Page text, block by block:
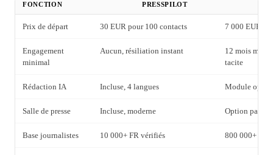
FONCTION PRESSPILOT
Prix de départ 30 EUR pour 100 contacts 7 000 EUR/an
Engagement
minimal
Aucun, résiliation instant
12 mois
tacite
Rédaction IA Incluse, 4 langues Module
Salle de presse Incluse, moderne Option
Base journalistes 10 000+ FR vérifiés 800 000+